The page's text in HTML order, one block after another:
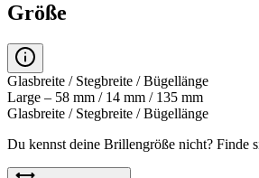
Größe
Glasbreite / Stegbreite / Bügellänge
Large – 58 mm / 14 mm / 135 mm
Glasbreite / Stegbreite / Bügellänge
Du kennst deine Brillengröße nicht? Finde